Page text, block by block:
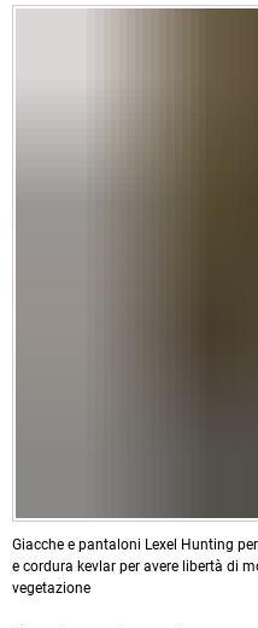
Giacche e pantaloni Lexel Hunting
e cordura kevlar per avere libertà di
vegetazione